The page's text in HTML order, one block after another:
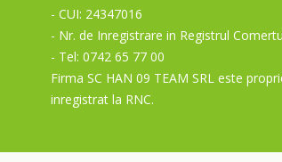
- CUI: 24347016
- Nr. de Inregistrare in Registrul
- Tel: 0742 65 77 00
Firma SC HAN 09 TEAM SRL este
inregistrat la RNC.